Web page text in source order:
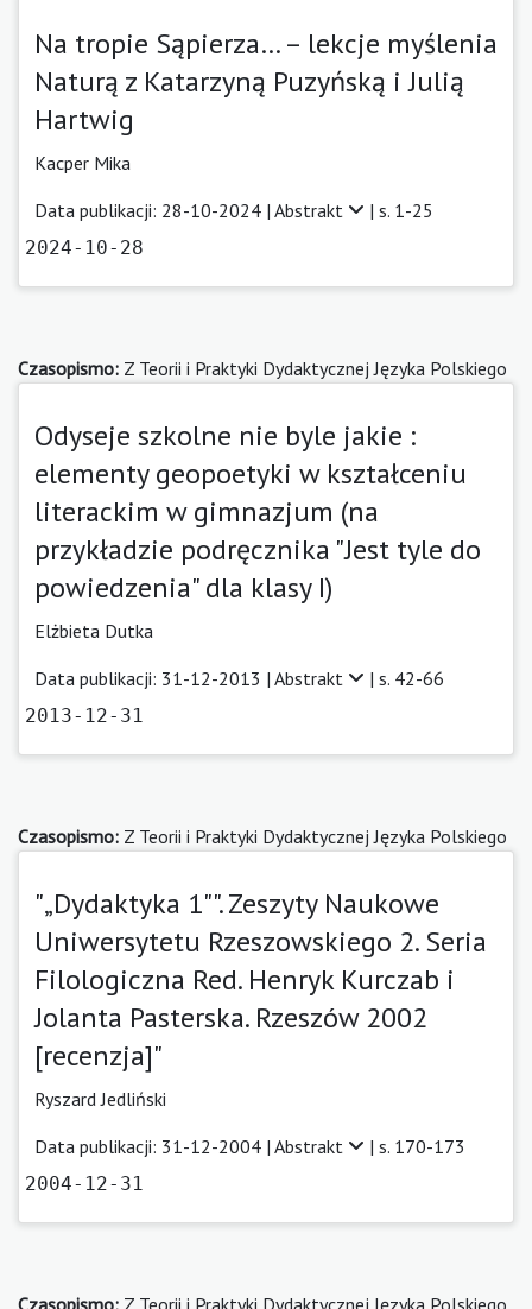
Na tropie Sąpierza… – lekcje myślenia
Naturą z Katarzyną Puzyńską i Julią
Hartwig
Kacper Mika
Data publikacji: 28-10-2024 | Abstrakt | s. 1-25
2024-10-28
Czasopismo: Z Teorii i Praktyki Dydaktycznej Języka Polskiego
Odyseje szkolne nie byle jakie :
elementy geopoetyki w kształceniu
literackim w gimnazjum (na
przykładzie podręcznika "Jest tyle do
powiedzenia" dla klasy I)
Elżbieta Dutka
Data publikacji: 31-12-2013 | Abstrakt | s. 42-66
2013-12-31
Czasopismo: Z Teorii i Praktyki Dydaktycznej Języka Polskiego
"„Dydaktyka 1"". Zeszyty Naukowe
Uniwersytetu Rzeszowskiego 2. Seria
Filologiczna Red. Henryk Kurczab i
Jolanta Pasterska. Rzeszów 2002
[recenzja]"
Ryszard Jedliński
Data publikacji: 31-12-2004 | Abstrakt | s. 170-173
2004-12-31
Czasopismo: Z Teorii i Praktyki Dydaktycznej Języka Polskiego